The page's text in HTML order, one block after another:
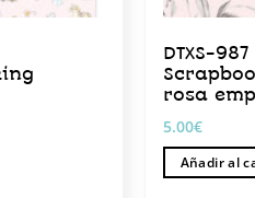
DTXS-
rosa
5.00€
Añadir al